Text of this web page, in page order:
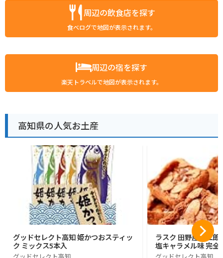
周辺の飲食店を探す
食べログで地図が表示されます。
周辺の宿を探す
楽天トラベルで地図が表示されます。
高知県の人気お土産
グッドセレクト高知 姫かつおスティッ
ク ミックス5本入
ラスク 田野屋塩二郎
塩キャラメル味 完全